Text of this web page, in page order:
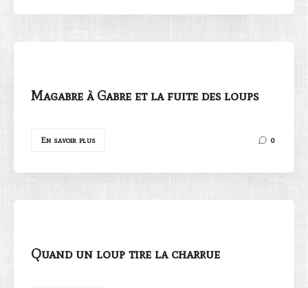
Magabre à Gabre et la fuite des loups
En savoir plus 0
Quand un loup tire la charrue